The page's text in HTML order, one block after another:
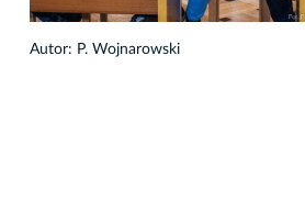
Autor: P. Wojnarowski